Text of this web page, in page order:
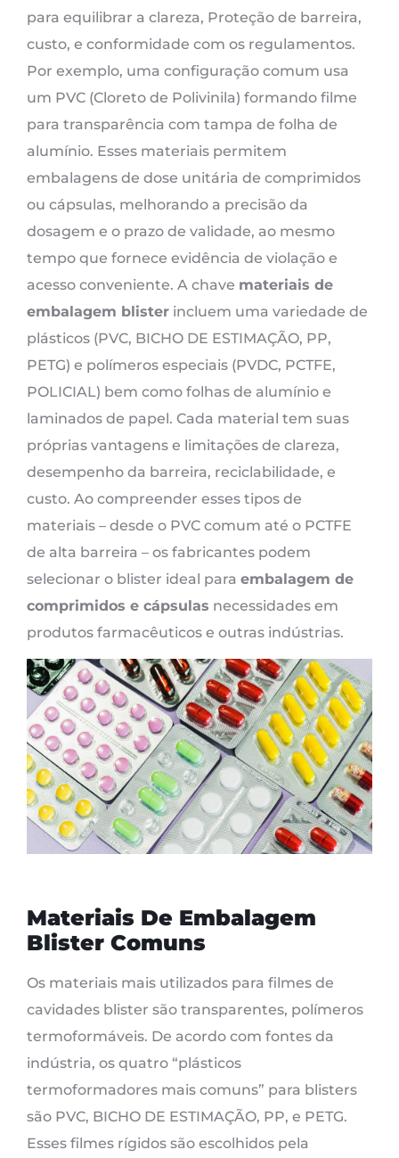
para equilibrar a clareza, Proteção de barreira,
custo, e conformidade com os regulamentos.
Por exemplo, uma configuração comum usa
um PVC (Cloreto de Polivinila) formando filme
para transparência com tampa de folha de
alumínio. Esses materiais permitem
embalagens de dose unitária de comprimidos
ou cápsulas, melhorando a precisão da
dosagem e o prazo de validade, ao mesmo
tempo que fornece evidência de violação e
acesso conveniente. A chave materiais de
embalagem blister incluem uma variedade de
plásticos (PVC, BICHO DE ESTIMAÇÃO, PP,
PETG) e polímeros especiais (PVDC, PCTFE,
POLICIAL) bem como folhas de alumínio e
laminados de papel. Cada material tem suas
próprias vantagens e limitações de clareza,
desempenho da barreira, reciclabilidade, e
custo. Ao compreender esses tipos de
materiais – desde o PVC comum até o PCTFE
de alta barreira – os fabricantes podem
selecionar o blister ideal para embalagem de
comprimidos e cápsulas necessidades em
produtos farmacêuticos e outras indústrias.
Materiais De Embalagem
Blister Comuns
Os materiais mais utilizados para filmes de
cavidades blister são transparentes, polímeros
termoformáveis. De acordo com fontes da
indústria, os quatro “plásticos
termoformadores mais comuns” para blisters
são PVC, BICHO DE ESTIMAÇÃO, PP, e PETG.
Esses filmes rígidos são escolhidos pela